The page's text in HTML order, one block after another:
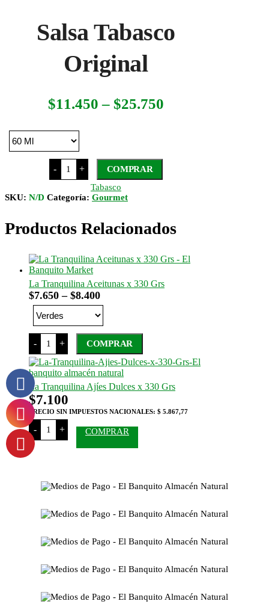
Salsa Tabasco
Original
$11.450 – $25.750Rango
-
Salsa
Tabasco
Original
cantidad
+
COMPRAR
Tabasco
SKU: N/D Categoría: Gourmet
Productos Relacionados
La Tranquilina Aceitunas x 330 Grs
$7.650 – $8.400Rango
de
desde
$7.650
hasta
$8.400
-
La
Tranquilina
Aceitunas
x
330
Grs
cantidad
+
COMPRAR
Este
producto
tiene
varias
variantes.
Las
opciones
se
pueden
elegir
página
La Tranquilina Ajíes Dulces x 330 Grs
$7.100
PRECIO SIN IMPUESTOS NACIONALES: $ 5.867,77
-
La
Tranquilina
Ajíes
cantidad
+ COMPRAR